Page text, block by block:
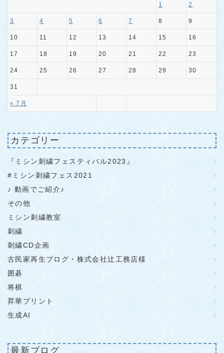
« 7月
1 2
3 4 5 6 7 8 9
10 11 12 13 14 15 16
17 18 19 20 21 22 23
24 25 26 27 28 29 30
31
カテゴリー
『ミシン刺繍フェスティバル2023』
#ミシン刺繍フェス2021
♪ 動画でご紹介♪
その他
ミシン刺繍教室
刺繍
刺繍CD企画
古民家再生ブログ・株式会社辻工務店様
囲碁
将棋
昇華プリント
生成AI
最新ブログ